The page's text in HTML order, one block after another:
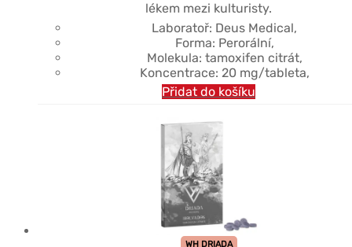
lékem mezi kulturisty.
Laboratoř: Deus Medical,
Forma: Perorální,
Molekula: tamoxifen citrát,
Koncentrace: 20 mg/tableta,
Přidat do košíku
WH DRIADA